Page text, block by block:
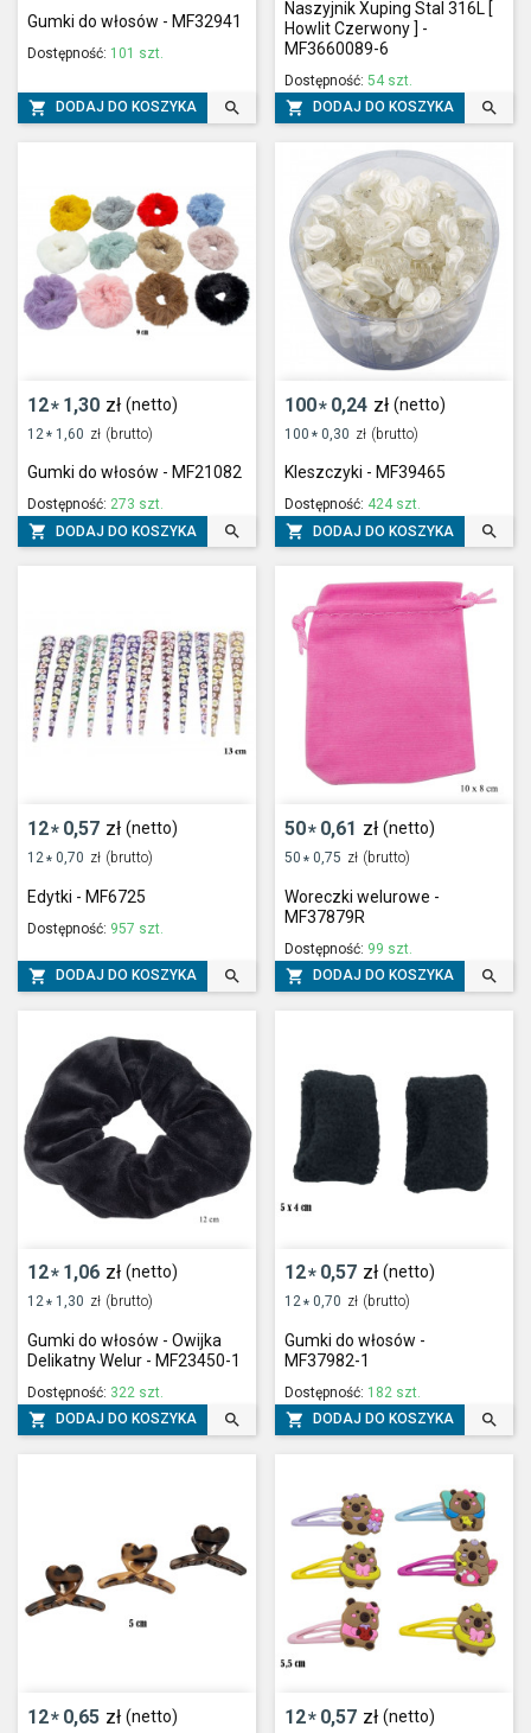
Gumki do włosów - MF32941
Dostępność: 101 szt.
 DODAJ DO KOSZYKA 
Naszyjnik Xuping Stal 316L [
Howlit Czerwony ] -
MF3660089-6
Dostępność: 54 szt.
 DODAJ DO KOSZYKA 
12* 1,30 zł (netto)
12 * 1,60 zł (brutto)
Gumki do włosów - MF21082
Dostępność: 273 szt.
 DODAJ DO KOSZYKA 
100* 0,24 zł (netto)
100 * 0,30 zł (brutto)
Kleszczyki - MF39465
Dostępność: 424 szt.
 DODAJ DO KOSZYKA 
12* 0,57 zł (netto)
12 * 0,70 zł (brutto)
Edytki - MF6725
Dostępność: 957 szt.
 DODAJ DO KOSZYKA 
50* 0,61 zł (netto)
50 * 0,75 zł (brutto)
Woreczki welurowe -
MF37879R
Dostępność: 99 szt.
 DODAJ DO KOSZYKA 
12* 1,06 zł (netto)
12* 1,30 zł (brutto)
Gumki do włosów - Owijka
Delikatny Welur - MF23450-1
Dostępność: 322 szt.
 DODAJ DO KOSZYKA 
12* 0,57 zł (netto)
12* 0,70 zł (brutto)
Gumki do włosów -
MF37982-1
Dostępność: 182 szt.
 DODAJ DO KOSZYKA 
12* 0,65 zł (netto) 12* 0,57 zł (netto)